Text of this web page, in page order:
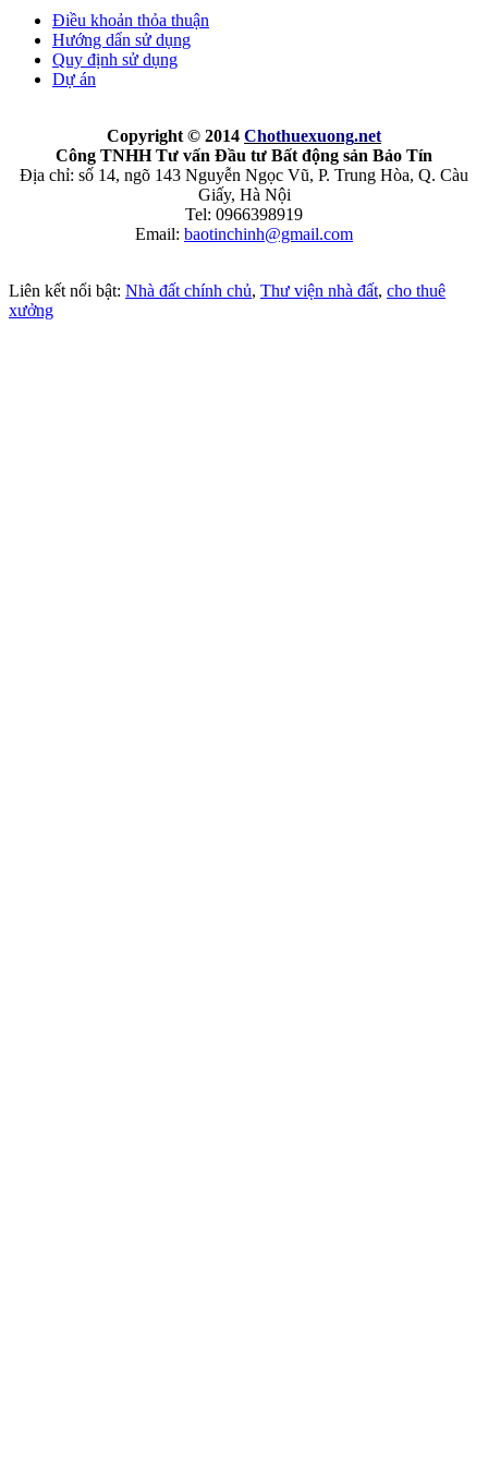
Điều khoản thỏa thuận
Hướng dẩn sử dụng
Quy định sử dụng
Dự án
Copyright © 2014 Chothuexuong.net
Công TNHH Tư vấn Đầu tư Bất động sản Bảo Tín
Địa chỉ: số 14, ngõ 143 Nguyễn Ngọc Vũ, P. Trung Hòa, Q. Càu
Giấy, Hà Nội
Tel: 0966398919
Email: baotinchinh@gmail.com
Liên kết nổi bật: Nhà đất chính chủ, Thư viện nhà đất, cho thuê
xưởng